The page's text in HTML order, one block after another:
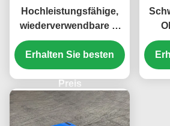
Hochleistungsfähige,
wiederverwendbare 2-
Wege- und 4-Wege-
Euro-Palette aus
recyceltem HDPE mit
glatter Oberfläche für
den Export
Erhalten Sie besten
Preis